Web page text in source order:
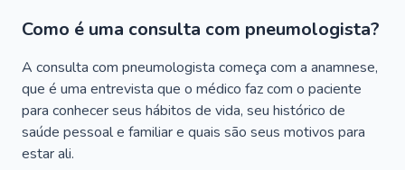
Como é uma consulta com pneumologista?
A consulta com pneumologista começa com a anamnese,
que é uma entrevista que o médico faz com o paciente
para conhecer seus hábitos de vida, seu histórico de
saúde pessoal e familiar e quais são seus motivos para
estar ali.